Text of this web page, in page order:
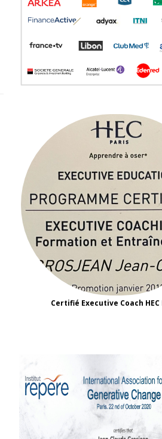
Certifié Executive Coach HEC